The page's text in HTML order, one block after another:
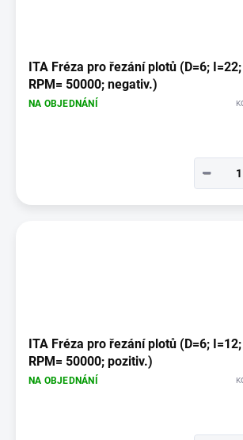
ITA Fréza pro řezání plotů (D=6;
RPM= 50000; negativ.)
NA OBJEDNÁNÍ
−
ITA Fréza pro řezání plotů (D=6;
RPM= 50000; pozitiv.)
NA OBJEDNÁNÍ